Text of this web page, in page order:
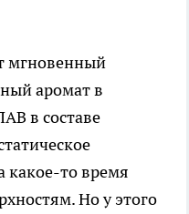
мгновенный
аромат в
в составе
то время
Но у этого